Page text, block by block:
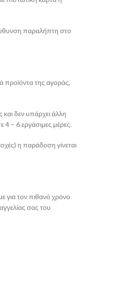
παραλήπτη στο
προϊόντα της αγοράς,
δεν υπάρχει άλλη
– 6 εργάσιμες μέρες.
η παράδοση γίνεται
για τον πιθανό χρόνο
σας του